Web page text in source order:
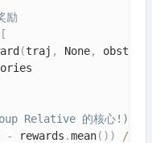
励
[
(traj , None,
Relative 的核心!)
- rewards .mean( ) ) /